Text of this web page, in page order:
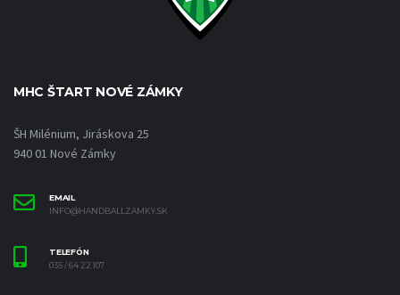
MHC ŠTART NOVÉ ZÁMKY
ŠH Milénium, Jiráskova 25
940 01 Nové Zámky
EMAIL
INFO@HANDBALLZAMKY.SK
TELEFÓN
035 / 64 22 107